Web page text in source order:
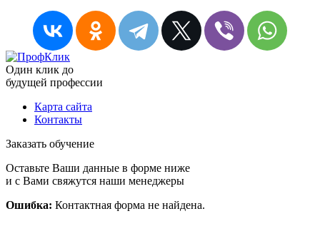
Один клик до
будущей профессии
Карта сайта
Контакты
Заказать обучение
Оставьте Ваши данные в форме ниже
и с Вами свяжутся наши менеджеры
Ошибка: Контактная форма не найдена.